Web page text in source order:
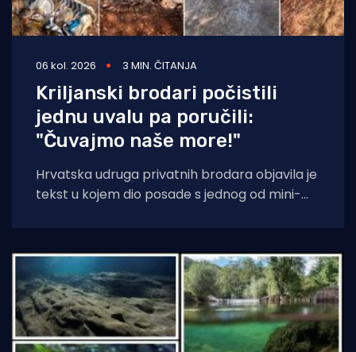
06 kol. 2026 3 MIN. ČITANJA
Kriljanski brodari počistili
jednu uvalu pa poručili:
"Čuvajmo naše more!"
Hrvatska udruga privatnih brodara objavila je
tekst u kojem dio posade s jednog od mini-